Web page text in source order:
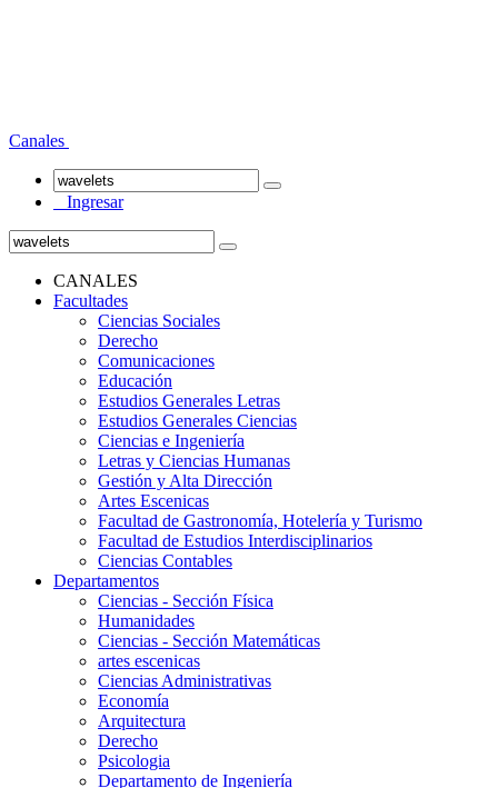
Canales
Ingresar
CANALES
Facultades
Ciencias Sociales
Derecho
Comunicaciones
Educación
Estudios Generales Letras
Estudios Generales Ciencias
Ciencias e Ingeniería
Letras y Ciencias Humanas
Gestión y Alta Dirección
Artes Escenicas
Facultad de Gastronomía, Hotelería y Turismo
Facultad de Estudios Interdisciplinarios
Ciencias Contables
Departamentos
Ciencias - Sección Física
Humanidades
Ciencias - Sección Matemáticas
artes escenicas
Ciencias Administrativas
Economía
Arquitectura
Derecho
Psicologia
Departamento de Ingeniería